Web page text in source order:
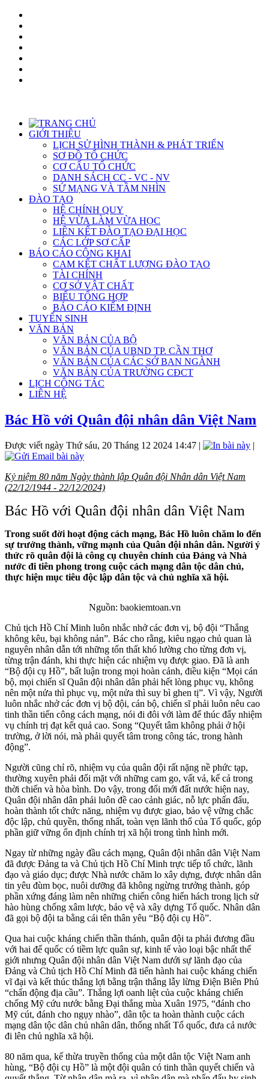
GIỚI THIỆU
LỊCH SỬ HÌNH THÀNH & PHÁT TRIỂN
SƠ ĐỒ TỔ CHỨC
CƠ CẤU TỔ CHỨC
DANH SÁCH CC - VC - NV
SỨ MẠNG VÀ TẦM NHÌN
ĐÀO TẠO
HỆ CHÍNH QUY
HỆ VỪA LÀM VỪA HỌC
LIÊN KẾT ĐÀO TẠO ĐẠI HỌC
CÁC LỚP SƠ CẤP
BÁO CÁO CÔNG KHAI
CAM KẾT CHẤT LƯỢNG ĐÀO TẠO
TÀI CHÍNH
CƠ SỞ VẬT CHẤT
BIỂU TỔNG HỢP
BÁO CÁO KIỂM ĐỊNH
TUYỂN SINH
VĂN BẢN
VĂN BẢN CỦA BỘ
VĂN BẢN CỦA UBND TP. CẦN THƠ
VĂN BẢN CỦA CÁC SỞ BAN NGÀNH
VĂN BẢN CỦA TRƯỜNG CĐCT
LỊCH CÔNG TÁC
LIÊN HỆ
Bác Hồ với Quân đội nhân dân Việt Nam
Được viết ngày Thứ sáu, 20 Tháng 12 2024 14:47 | |
Kỷ niệm 80 năm Ngày thành lập Quân đội Nhân dân Việt Nam
(22/12/1944 - 22/12/2024)
Bác Hồ với Quân đội nhân dân Việt Nam
Trong suốt đời hoạt động cách mạng, Bác Hồ luôn chăm lo đến
sự trưởng thành, vững mạnh của Quân đội nhân dân. Người ý
thức rõ quân đội là công cụ chuyên chính của Đảng và Nhà
nước đi tiên phong trong cuộc cách mạng dân tộc dân chủ,
thực hiện mục tiêu độc lập dân tộc và chủ nghĩa xã hội.
Nguồn: baokiemtoan.vn
Chủ tịch Hồ Chí Minh luôn nhắc nhở các đơn vị, bộ đội “Thắng
không kêu, bại không nản”. Bác cho rằng, kiêu ngạo chủ quan là
nguyên nhân dẫn tới những tổn thất khó lường cho từng đơn vị,
từng trận đánh, khi thực hiện các nhiệm vụ được giao. Đã là anh
“Bộ đội cụ Hồ”, bất luận trong mọi hoàn cảnh, điều kiện “Mọi cán
bộ, mọi chiến sĩ Quân đội nhân dân phải hết lòng phục vụ, không
nên một nửa thì phục vụ, một nửa thì suy bì ghen tị”. Vì vậy, Người
luôn nhắc nhở các đơn vị bộ đội, cán bộ, chiến sĩ phải luôn nêu cao
tinh thần tiến công cách mạng, nói đi đôi với làm để thúc đẩy nhiệm
vụ chính trị đạt kết quả cao. Song “Quyết tâm không phải ở hội
trường, ở lời nói, mà phải quyết tâm trong công tác, trong hành
động”.
Người cũng chỉ rõ, nhiệm vụ của quân đội rất nặng nề phức tạp,
thường xuyên phải đối mặt với những cam go, vất vả, kể cả trong
thời chiến và hòa bình. Do vậy, trong đổi mới đất nước hiện nay,
Quân đội nhân dân phải luôn đề cao cảnh giác, nỗ lực phấn đấu,
hoàn thành tốt chức năng, nhiệm vụ được giao, bảo vệ vững chắc
độc lập, chủ quyền, thống nhất, toàn vẹn lãnh thổ của Tổ quốc, góp
phần giữ vững ổn định chính trị xã hội trong tình hình mới.
Ngay từ những ngày đầu cách mạng, Quân đội nhân dân Việt Nam
đã được Đảng ta và Chủ tịch Hồ Chí Minh trực tiếp tổ chức, lãnh
đạo và giáo dục; được Nhà nước chăm lo xây dựng, được nhân dân
tin yêu đùm bọc, nuôi dưỡng đã không ngừng trưởng thành, góp
phần xứng đáng làm nên những chiến công hiển hách trong lịch sử
hào hùng chống xâm lược, bảo vệ và xây dựng Tổ quốc. Nhân dân
đã gọi bộ đội ta bằng cái tên thân yêu “Bộ đội cụ Hồ”.
Qua hai cuộc kháng chiến thần thánh, quân đội ta phải đương đầu
với hai đế quốc có tiềm lực quân sự, kinh tế vào loại bậc nhất thế
giới nhưng Quân đội nhân dân Việt Nam dưới sự lãnh đạo của
Đảng và Chủ tịch Hồ Chí Minh đã tiến hành hai cuộc kháng chiến
vĩ đại và kết thúc thắng lợi bằng trận thắng lẫy lừng Điện Biên Phủ
“chấn động địa cầu”. Thắng lợi oanh liệt của cuộc kháng chiến
chống Mỹ cứu nước bằng Đại thắng mùa Xuân 1975, “đánh cho
Mỹ cút, đánh cho ngụy nhào”, dân tộc ta hoàn thành cuộc cách
mạng dân tộc dân chủ nhân dân, thống nhất Tổ quốc, đưa cả nước
đi lên chủ nghĩa xã hội.
80 năm qua, kế thừa truyền thống của một dân tộc Việt Nam anh
hùng, “Bộ đội cụ Hồ” là một đội quân có tinh thần quyết chiến và